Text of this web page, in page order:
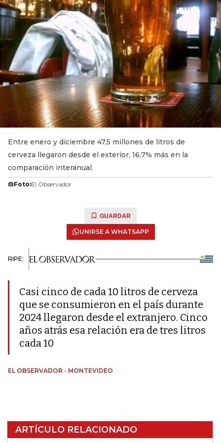
Entre enero y diciembre 47,5 millones de litros de
cerveza llegaron desde el exterior, 16,7% más en la
comparación interanual.
Foto:El Observador
GUARDAR
UNIRSE A WHATSAPP
RIPE:
Casi cinco de cada 10 litros de cerveza
que se consumieron en el país durante
2024 llegaron desde el extranjero. Cinco
años atrás esa relación era de tres litros
cada 10
EL OBSERVADOR - MONTEVIDEO
ARTÍCULO RELACIONADO